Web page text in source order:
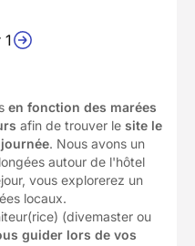
en fonction des marées
afin de trouver le site le
. Nous avons un
autour de l'hôtel
vous explorerez un
locaux.
(divemaster ou
guider lors de vos